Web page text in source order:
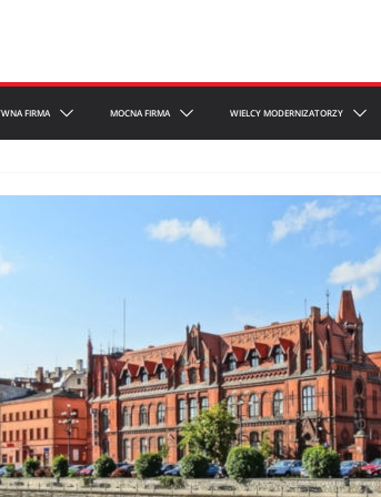
FIRMA MOCNA FIRMA WIELCY MODERNIZATORZY